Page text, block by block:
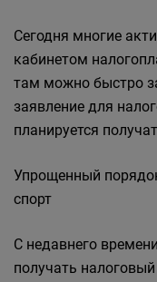
Сегодня многие
кабинетом
там можно быстро
заявление для
планируется
Упрощенный
спорт
С недавнего
получать